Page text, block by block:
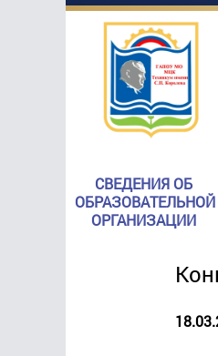
СВЕДЕНИЯ ОБ
ОБРАЗОВАТЕЛЬНОЙ
ОРГАНИЗАЦИИ